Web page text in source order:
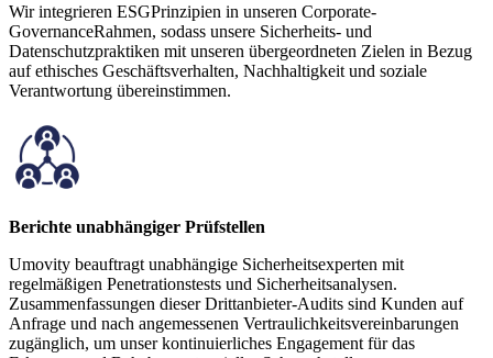
Wir integrieren ESGPrinzipien in unseren Corporate-
GovernanceRahmen, sodass unsere Sicherheits- und
Datenschutzpraktiken mit unseren übergeordneten Zielen in Bezug
auf ethisches Geschäftsverhalten, Nachhaltigkeit und soziale
Verantwortung übereinstimmen.
Berichte unabhängiger Prüfstellen
Umovity beauftragt unabhängige Sicherheitsexperten mit
regelmäßigen Penetrationstests und Sicherheitsanalysen.
Zusammenfassungen dieser Drittanbieter-Audits sind Kunden auf
Anfrage und nach angemessenen Vertraulichkeitsvereinbarungen
zugänglich, um unser kontinuierliches Engagement für das